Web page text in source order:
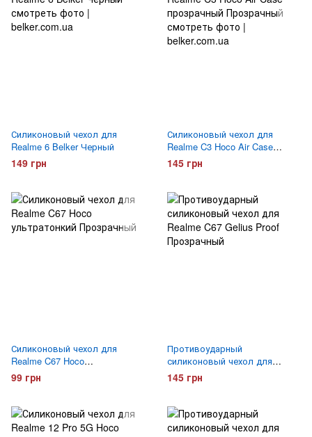
Силиконовый чехол для
Realme 6 Belker Черный
149 грн
Силиконовый чехол для
Realme C3 Hoco Air Case
прозрачный
145 грн
Силиконовый чехол для
Realme C67 Hoco
ультратонкий Прозрачный
99 грн
Противоударный
силиконовый чехол для
Realme C67 Gelius Proof
Прозрачный
145 грн